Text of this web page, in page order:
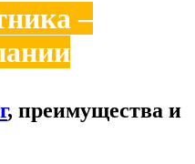
–
, преимущества и